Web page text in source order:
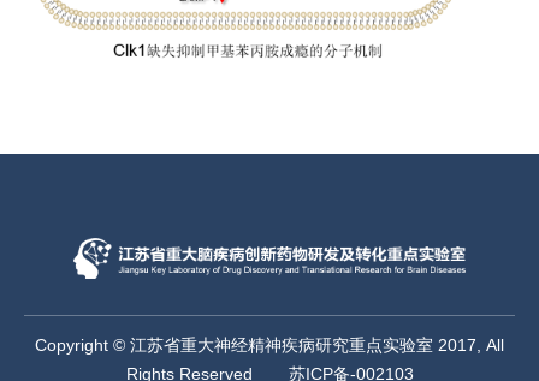
Copyright © 江苏省重大神经精神疾病研究重点实验室 2017, All
Rights Reserved
苏ICP备-002103